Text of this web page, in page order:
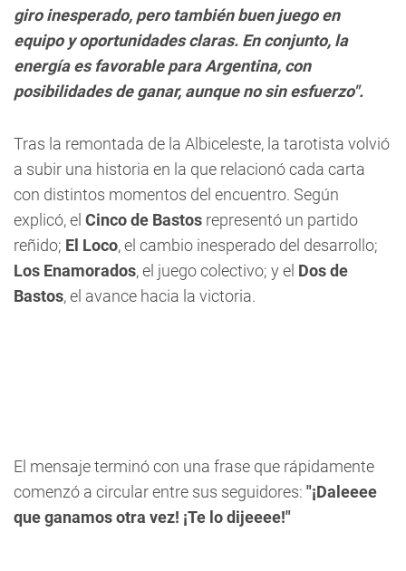
giro inesperado, pero también buen juego en
equipo y oportunidades claras. En conjunto, la
energía es favorable para Argentina, con
posibilidades de ganar, aunque no sin esfuerzo".
Tras la remontada de la Albiceleste, la tarotista volvió
a subir una historia en la que relacionó cada carta
con distintos momentos del encuentro. Según
explicó, el Cinco de Bastos representó un partido
reñido; El Loco, el cambio inesperado del desarrollo;
Los Enamorados, el juego colectivo; y el Dos de
Bastos, el avance hacia la victoria.
El mensaje terminó con una frase que rápidamente
comenzó a circular entre sus seguidores: "¡Daleeee
que ganamos otra vez! ¡Te lo dijeeee!"